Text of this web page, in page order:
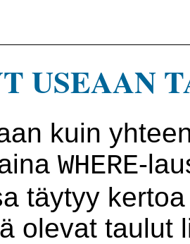
USEAAN
kuin
WHERE-
täytyy
olevat taulut